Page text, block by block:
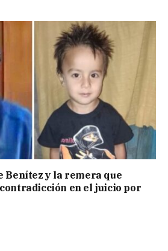
Benítez y la remera que
en el juicio por